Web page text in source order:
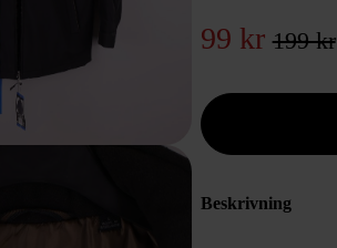
99 kr 199 kr
Beskrivning